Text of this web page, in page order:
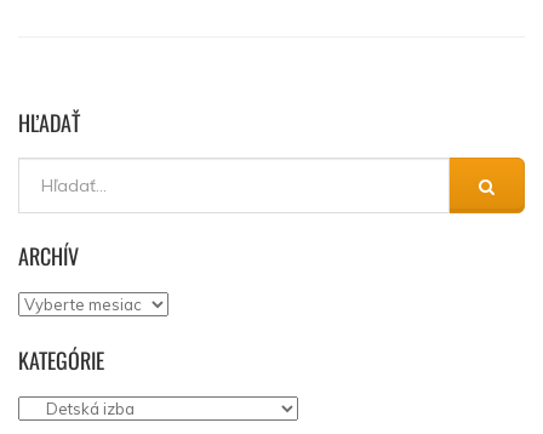
HĽADAŤ
ARCHÍV
Archív
KATEGÓRIE
Kategórie